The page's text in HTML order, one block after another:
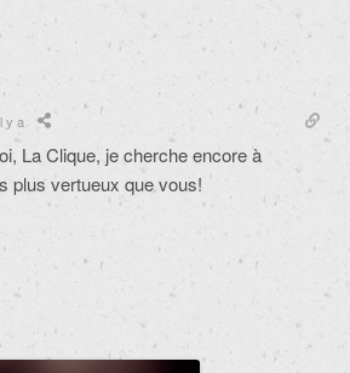
y a
La Clique, je cherche encore à
plus vertueux que vous!